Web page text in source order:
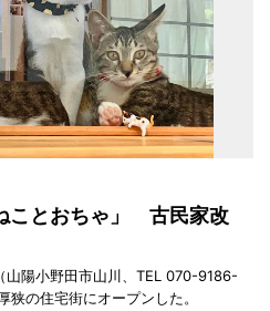
ことおちゃ」 古民家改
山陽小野田市山川、TEL 070-9186-
の住宅街にオープンした。